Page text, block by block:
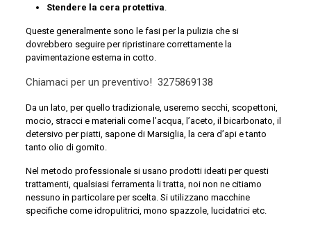
Stendere la cera protettiva
Queste generalmente sono le fasi per la pulizia che si
dovrebbero seguire per ripristinare correttamente la
pavimentazione esterna in cotto.
Chiamaci per un preventivo! 3275869138
Da un lato, per quello tradizionale, useremo secchi, scopettoni,
mocio, stracci e materiali come l’acqua, l’aceto, il bicarbonato, il
detersivo per piatti, sapone di Marsiglia, la cera d’api e tanto
tanto olio di gomito.
Nel metodo professionale si usano prodotti ideati per questi
trattamenti, qualsiasi ferramenta li tratta, noi non ne citiamo
nessuno in particolare per scelta. Si utilizzano macchine
specifiche come idropulitrici, mono spazzole, lucidatrici etc.